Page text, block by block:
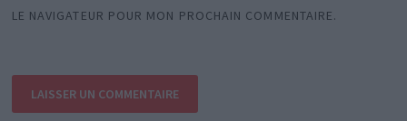
LE NAVIGATEUR POUR MON PROCHAIN COMMENTAIRE.